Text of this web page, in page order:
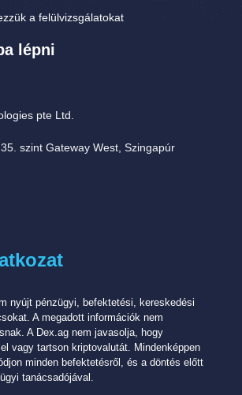
a felülvizsgálatokat
lépni
pte Ltd.
szint Gateway West, Szingapúr
nyújt pénzügyi, befektetési, kereskedési
A megadott információk nem
A Dex.ag nem javasolja, hogy
vagy tartson kriptovalutát. Mindenképpen
minden befektetésről, és a döntés előtt
tanácsadójával.